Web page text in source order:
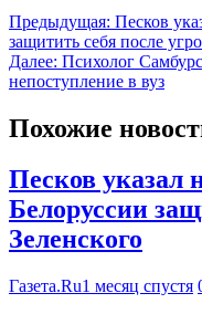
Предыдущая: Песков
защитить себя после
Далее: Психолог
непоступление в вуз
Похожие
Песков указал
Белоруссии
Зеленского
Газета.Ru1 месяц спустя